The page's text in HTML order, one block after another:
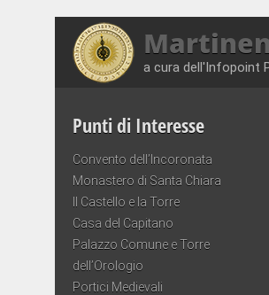
a cura dell'Infopoint
Punti di Interesse
Convento dell’Incoronata
Monastero di Santa Chiara
Il Castello e la Torre
Casa del Capitano
Palazzo Comune e Torre
dell’Orologio
Portici Medievali